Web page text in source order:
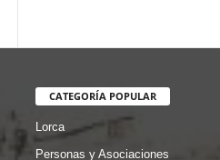
CATEGORÍA POPULAR
Lorca
Personas y Asociaciones